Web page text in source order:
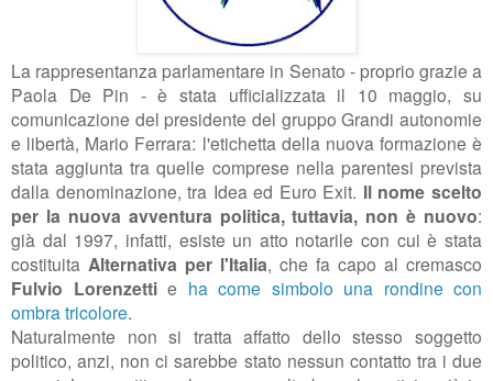
La rappresentanza parlamentare in Senato - proprio grazie a
Paola De Pin - è stata ufficializzata il 10 maggio, su
comunicazione del presidente del gruppo Grandi autonomie
e libertà, Mario Ferrara: l'etichetta della nuova formazione è
stata aggiunta tra quelle comprese nella parentesi prevista
dalla denominazione, tra Idea ed Euro Exit. Il nome scelto
per la nuova avventura politica, tuttavia, non è nuovo:
già dal 1997, infatti, esiste un atto notarile con cui è stata
costituita Alternativa per l'Italia, che fa capo al cremasco
Fulvio Lorenzettie ha come simbolo una rondine con
ombra tricolore.
Naturalmente non si tratta affatto dello stesso soggetto
politico, anzi, non ci sarebbe stato nessun contatto tra i due